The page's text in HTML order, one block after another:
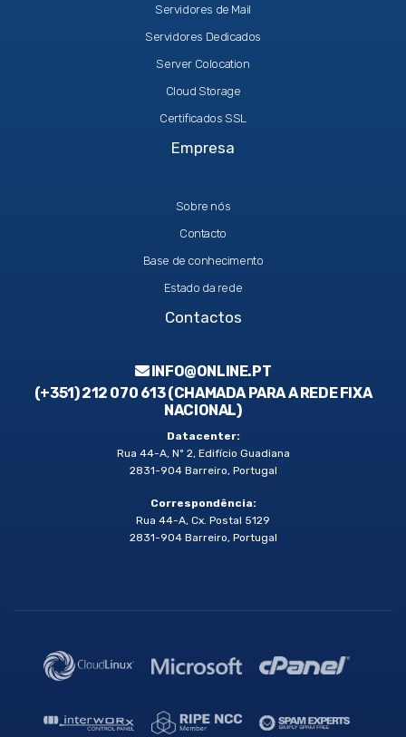
Servidores de Mail
Servidores Dedicados
Server Colocation
Cloud Storage
Certificados SSL
Empresa
Sobre nós
Contacto
Base de conhecimento
Estado da rede
Contactos
INFO@ONLINE.PT
(+351) 212 070 613 (CHAMADA PARA A REDE FIXA
NACIONAL)
Datacenter:
Rua 44-A, Nº 2, Edifício Guadiana
2831-904 Barreiro, Portugal
Correspondência:
Rua 44-A, Cx. Postal 5129
2831-904 Barreiro, Portugal